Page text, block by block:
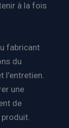
à la fois
fabricant
du
une
de